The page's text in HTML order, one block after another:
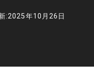
:2025年10月26日